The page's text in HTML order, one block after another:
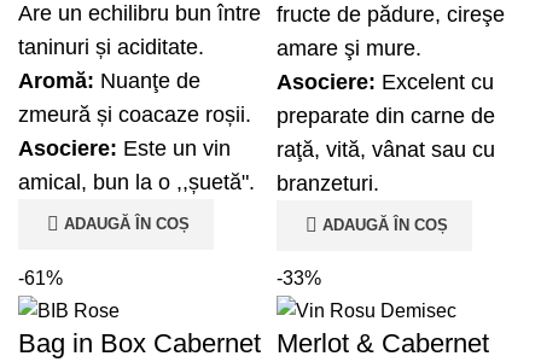
Are un echilibru bun între
taninuri și aciditate.
Aromă: Nuanţe de
zmeură și coacaze roșii.
Asociere: Este un vin
amical, bun la o ,,șuetă".
ADAUGĂ ÎN COȘ
fructe de pădure, cireşe
amare şi mure.
Asociere: Excelent cu
preparate din carne de
raţă, vită, vânat sau cu
branzeturi.
ADAUGĂ ÎN COȘ
-61%
Bag in Box Cabernet
-33%
Merlot & Cabernet